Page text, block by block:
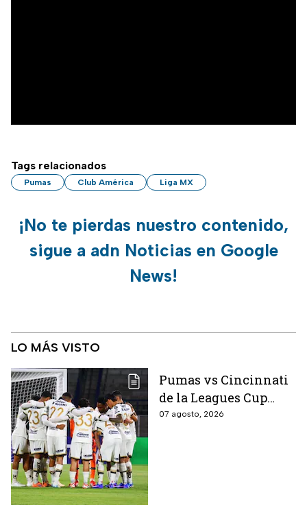
Tags relacionados
Pumas Club América Liga MX
¡No te pierdas nuestro contenido,
sigue a adn Noticias en Google
News!
LO MÁS VISTO
Pumas vs Cincinnati
de la Leagues Cup
2026 es pospuesto
07 agosto, 2026